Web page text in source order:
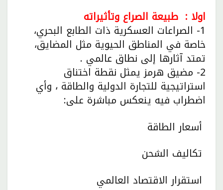
اولا : طبيعة الصراع وتأثيراته
1- الصراعات العسكرية ذات الطابع البحري،
خاصة في المناطق الحيوية مثل المضايق،
تمتد آثارها إلى نطاق عالمي .
2- مضيق هرمز يمثل نقطة اختناق
استراتيجية للتجارة الدولية والطاقة ، وأي
اضطراب فيه ينعكس مباشرة على:
أسعار الطاقة
تكاليف الشحن
استقرار الاقتصاد العالمي